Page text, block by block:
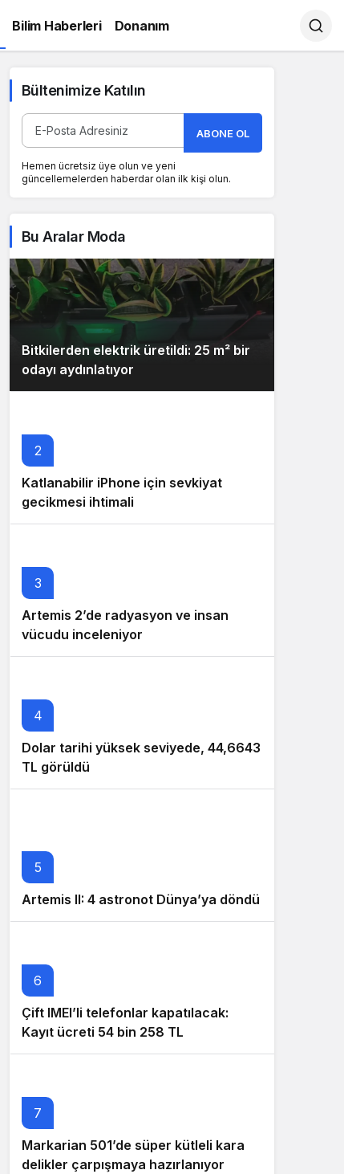
Bilim Haberleri Donanım
Bültenimize Katılın
ABONE OL
Hemen ücretsiz üye olun ve yeni
güncellemelerden haberdar olan ilk kişi olun.
Bu Aralar Moda
Bitkilerden elektrik üretildi: 25 m² bir
odayı aydınlatıyor
2
Katlanabilir iPhone için sevkiyat
gecikmesi ihtimali
3
Artemis 2’de radyasyon ve insan
vücudu inceleniyor
4
Dolar tarihi yüksek seviyede, 44,6643
TL görüldü
5
Artemis II: 4 astronot Dünya’ya döndü
6
Çift IMEI’li telefonlar kapatılacak:
Kayıt ücreti 54 bin 258 TL
7
Markarian 501’de süper kütleli kara
delikler çarpışmaya hazırlanıyor